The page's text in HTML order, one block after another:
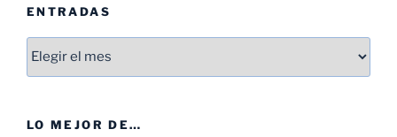
ENTRADAS
Entradas
LO MEJOR DE…